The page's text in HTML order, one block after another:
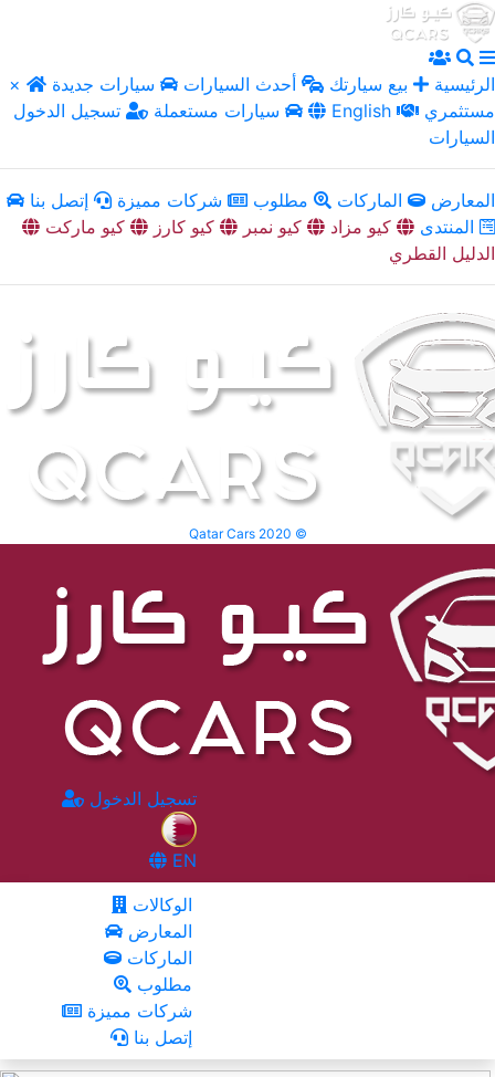
× الرئيسية بيع سيارتك أحدث السيارات
سيارات جديدة
سيارات مستعملة
تسجيل الدخول English
السيارات
المعارض الماركات مطلوب شركات مميزة
إتصل بنا
المنتدى
كيو مزاد كيو نمبر كيو كارز
كيو ماركت
الدليل القطري
Qatar Cars 2020 ©
تسجيل الدخول
EN
الوكالات
المعارض
الماركات
مطلوب
شركات مميزة
إتصل بنا